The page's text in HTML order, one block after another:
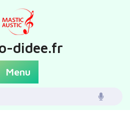
didee.fr
Menu